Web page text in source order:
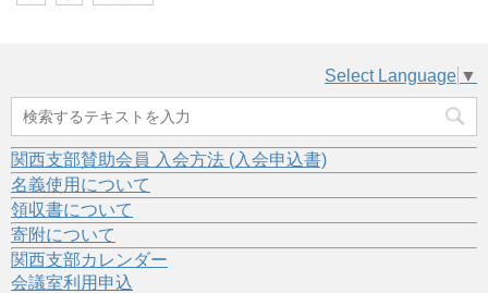
Select Language ▼
関西支部賛助会員 入会方法 (入会申込書)
名義使用について
領収書について
寄附について
関西支部カレンダー
会議室利用申込